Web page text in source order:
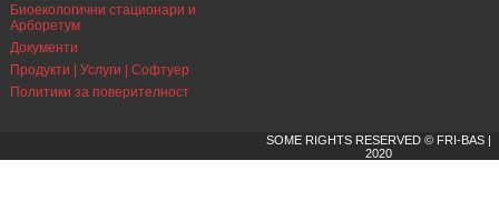
SOME RIGHTS RESERVED © FRI-BAS |
2020
Биоекологични стационари и
Арборетум
Документи
Продукти | Услуги | Софтуер
Политики за поверителност